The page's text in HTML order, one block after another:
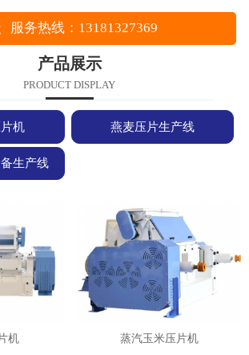
服务热线：13181327369
产品展示
PRODUCT DISPLAY
机 燕麦压片生产线
生产线
机 蒸汽玉米压片机